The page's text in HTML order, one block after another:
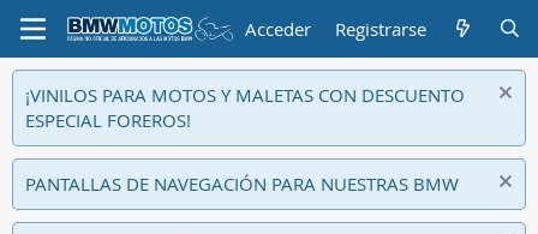
Acceder Registrarse
¡VINILOS PARA MOTOS Y MALETAS CON DESCUENTO
ESPECIAL FOREROS!
PANTALLAS DE NAVEGACIÓN PARA NUESTRAS BMW